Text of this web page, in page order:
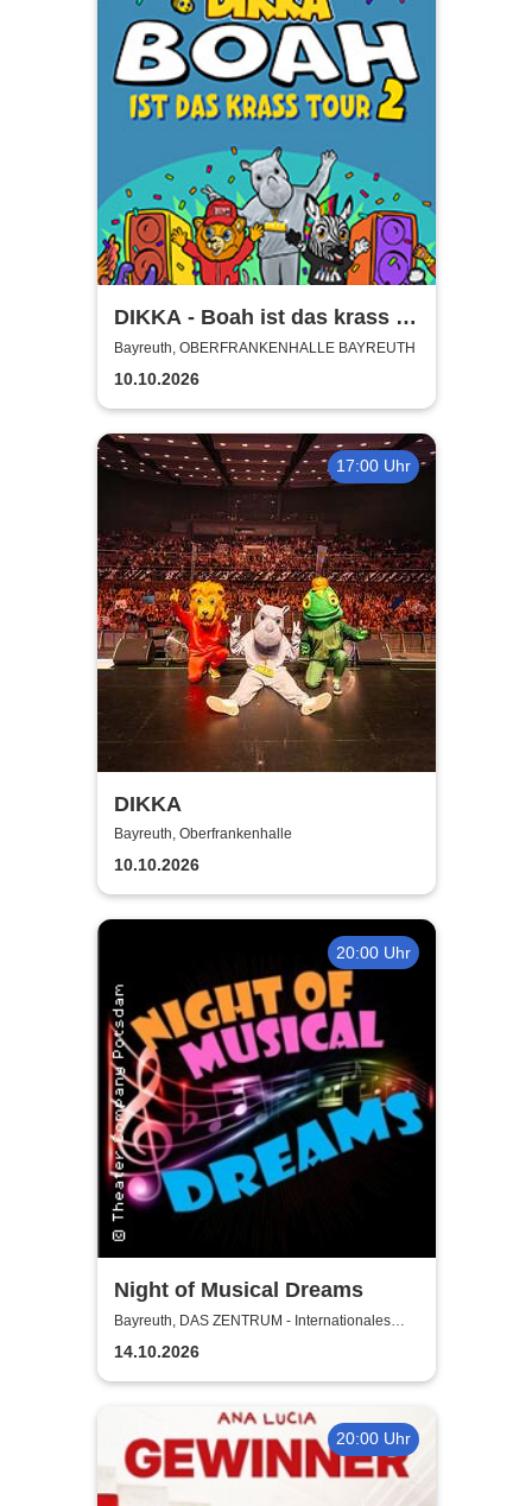
DIKKA - Boah ist das krass -
Tour 2026
Bayreuth, OBERFRANKENHALLE BAYREUTH
10.10.2026
17:00 Uhr
DIKKA
Bayreuth, Oberfrankenhalle
10.10.2026
20:00 Uhr
Night of Musical Dreams
Bayreuth, DAS ZENTRUM - Internationales
Jugendkulturzentrum Bayreuth
14.10.2026
20:00 Uhr